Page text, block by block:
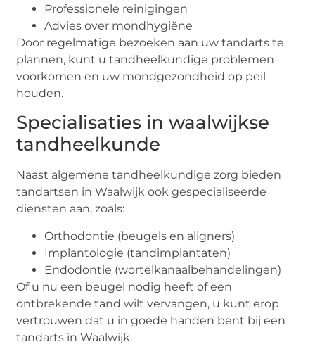
Professionele reinigingen
Advies over mondhygiëne
Door regelmatige bezoeken aan uw tandarts te
plannen, kunt u tandheelkundige problemen
voorkomen en uw mondgezondheid op peil
houden.
Specialisaties in waalwijkse
tandheelkunde
Naast algemene tandheelkundige zorg bieden
tandartsen in Waalwijk ook gespecialiseerde
diensten aan, zoals:
Orthodontie (beugels en aligners)
Implantologie (tandimplantaten)
Endodontie (wortelkanaalbehandelingen)
Of u nu een beugel nodig heeft of een
ontbrekende tand wilt vervangen, u kunt erop
vertrouwen dat u in goede handen bent bij een
tandarts in Waalwijk.